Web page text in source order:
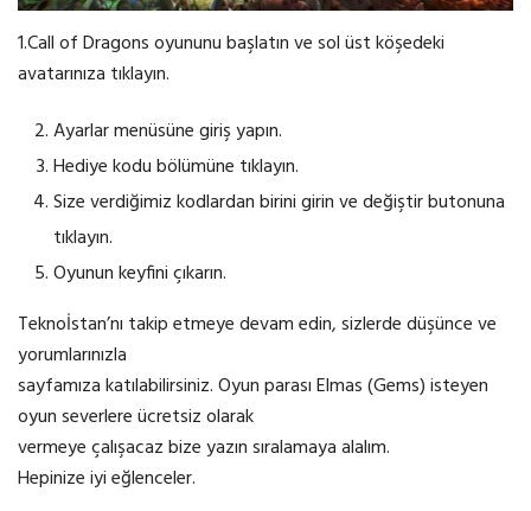
1.Call of Dragons oyununu başlatın ve sol üst köşedeki
avatarınıza tıklayın.
Ayarlar menüsüne giriş yapın.
Hediye kodu bölümüne tıklayın.
Size verdiğimiz kodlardan birini girin ve değiştir butonuna
tıklayın.
Oyunun keyfini çıkarın.
Teknoİstan’nı takip etmeye devam edin, sizlerde düşünce ve
yorumlarınızla
sayfamıza katılabilirsiniz. Oyun parası Elmas (Gems) isteyen
oyun severlere ücretsiz olarak
vermeye çalışacaz bize yazın sıralamaya alalım.
Hepinize iyi eğlenceler.